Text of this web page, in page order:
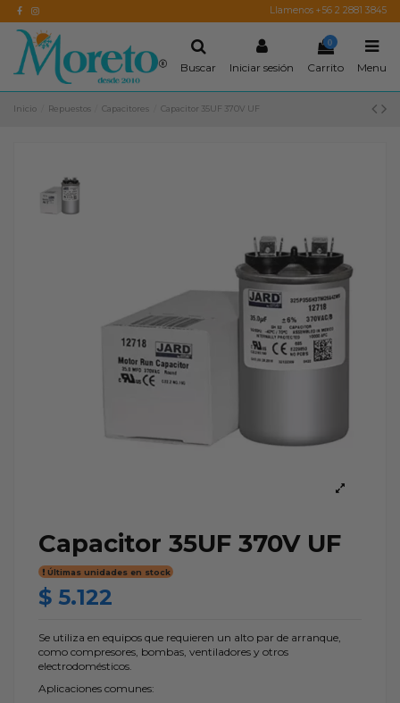
Llamenos +56 2 2881 3845
Buscar Iniciar sesión
0
Carrito Menu
Inicio Repuestos Capacitores Capacitor 35UF 370V UF
Capacitor 35UF 370V UF
Últimas unidades en stock
$ 5.122
Se utiliza en equipos que requieren un alto par de arranque,
como compresores, bombas, ventiladores y otros
electrodomésticos.
Aplicaciones comunes: